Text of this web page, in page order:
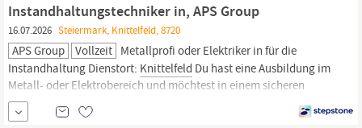
MAG, WIG, Elektro...
Instandhaltungstechniker in, APS Group
16.07.2026 Steiermark, Knittelfeld, 8720
APS Group Vollzeit Metallprofi oder Elektriker in für die
Instandhaltung Dienstort: Knittelfeld Du hast eine Ausbildung im
Metall- oder Elektrobereich und möchtest in einem sicheren
Unternehmen mit moderner Produktion arbeiten? Dann werde
Teil eines Instandhaltungsteams! Wartung, Reparatur und